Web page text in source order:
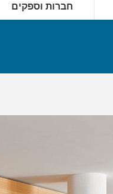
חברות וספקים